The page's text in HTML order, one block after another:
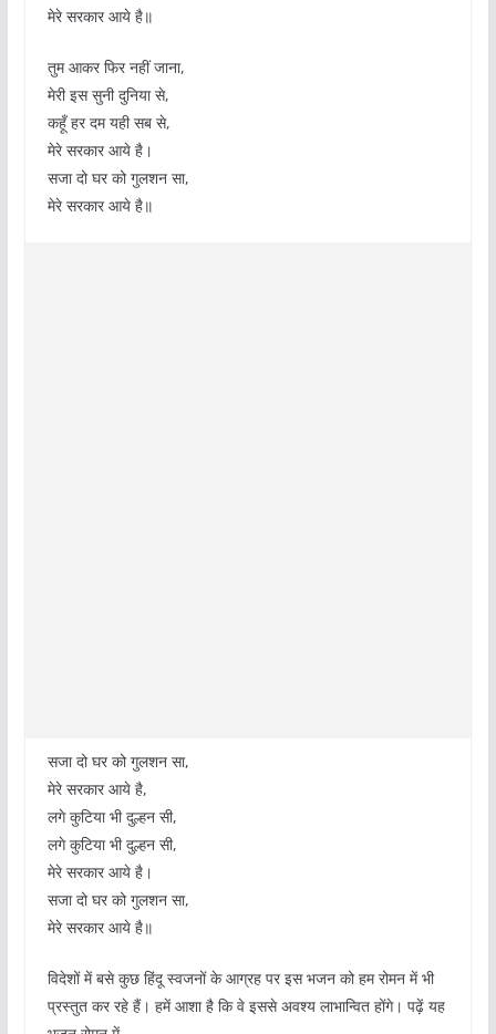
मेरे सरकार आये है॥
तुम आकर फिर नहीं जाना,
मेरी इस सुनी दुनिया से,
कहूँ हर दम यही सब से,
मेरे सरकार आये है।
सजा दो घर को गुलशन सा,
मेरे सरकार आये है॥
सजा दो घर को गुलशन सा,
मेरे सरकार आये है,
लगे कुटिया भी दुल्हन सी,
लगे कुटिया भी दुल्हन सी,
मेरे सरकार आये है।
सजा दो घर को गुलशन सा,
मेरे सरकार आये है॥
विदेशों में बसे कुछ हिंदू स्वजनों के आग्रह पर इस भजन को हम रोमन में भी
प्रस्तुत कर रहे हैं। हमें आशा है कि वे इससे अवश्य लाभान्वित होंगे। पढ़ें यह